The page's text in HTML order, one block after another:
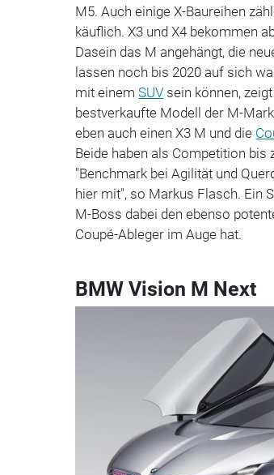
M5. Auch einige X-Baureihen
käuflich. X3 und X4 bekommen
Dasein das M angehängt, die
lassen noch bis 2020 auf sich
mit einemSUV sein können,
bestverkaufte Modell der M-
eben auch einen X3 M und die
Beide haben als Competition bis
"Benchmark bei Agilität und
hier mit", so Markus Flasch. Ein
M-Boss dabei den ebenso
Coupé-Ableger im Auge hat.
BMW Vision M Next